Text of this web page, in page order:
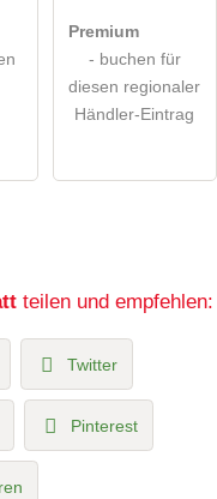
Premium
- buchen für
diesen regionaler
Händler-Eintrag
teilen und empfehlen:
Twitter
Pinterest